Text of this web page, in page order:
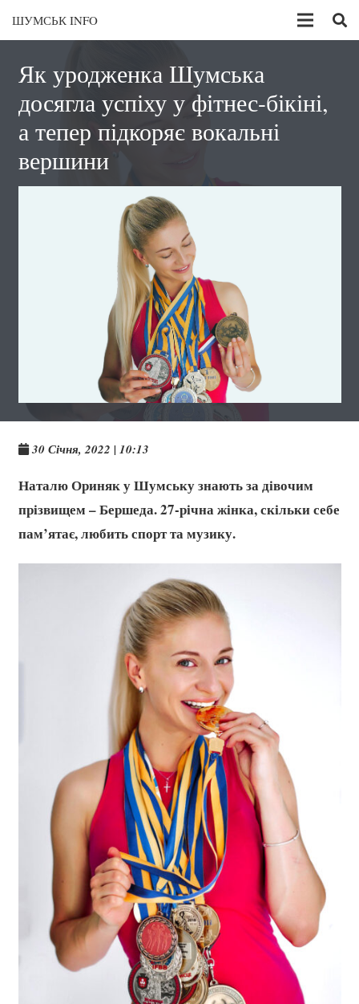
ШУМСЬК INFO
Як уродженка Шумська
досягла успіху у фітнес-бікіні,
а тепер підкоряє вокальні
вершини
30 Січня, 2022 | 10:13
Наталю Ориняк у Шумську знають за дівочим
прізвищем – Бершеда. 27-річна жінка, скільки себе
пам’ятає, любить спорт та музику.